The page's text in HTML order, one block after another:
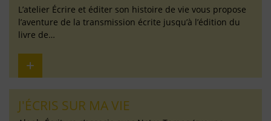
L’atelier Écrire et éditer son histoire de vie vous propose
l’aventure de la transmission écrite jusqu’à l’édition du
livre de…
J'ÉCRIS SUR MA VIE